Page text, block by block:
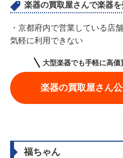
楽器の買取屋さんで楽器
・京都府内で営業している店
気軽に利用できない
大型楽器でも手軽に高価
楽器の買取屋さん
福ちゃん